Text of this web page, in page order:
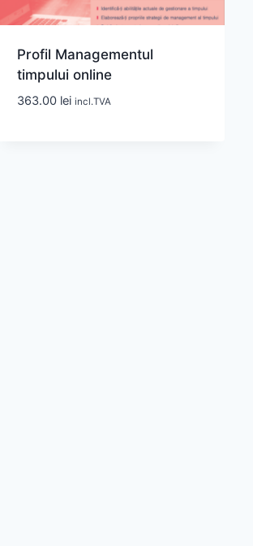
Profil Managementul
timpului online
363.00 lei incl.TVA